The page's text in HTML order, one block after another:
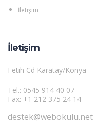
İletişim
İletişim
Fetih Cd Karatay/Konya
Tel.: 0545 914 40 07
Fax: +1 212 375 24 14
destek@webokulu.net